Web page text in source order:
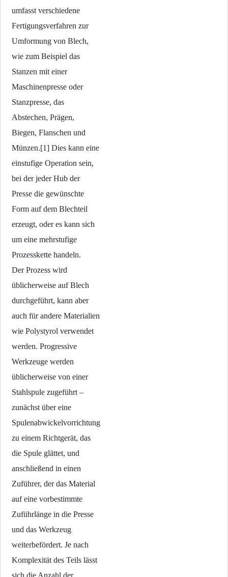
umfasst verschiedene
Fertigungsverfahren zur
Umformung von Blech,
wie zum Beispiel das
Stanzen mit einer
Maschinenpresse oder
Stanzpresse, das
Abstechen, Prägen,
Biegen, Flanschen und
Münzen.[1] Dies kann eine
einstufige Operation sein,
bei der jeder Hub der
Presse die gewünschte
Form auf dem Blechteil
erzeugt, oder es kann sich
um eine mehrstufige
Prozesskette handeln.
Der Prozess wird
üblicherweise auf Blech
durchgeführt, kann aber
auch für andere Materialien
wie Polystyrol verwendet
werden. Progressive
Werkzeuge werden
üblicherweise von einer
Stahlspule zugeführt –
zunächst über eine
Spulenabwickelvorrichtung
zu einem Richtgerät, das
die Spule glättet, und
anschließend in einen
Zuführer, der das Material
auf eine vorbestimmte
Zuführlänge in die Presse
und das Werkzeug
weiterbefördert. Je nach
Komplexität des Teils lässt
sich die Anzahl der